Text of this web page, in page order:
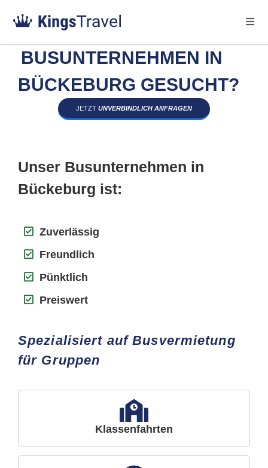
BUSUNTERNEHMEN IN
BÜCKEBURG GESUCHT?
JETZT UNVERBINDLICH ANFRAGEN
Unser Busunternehmen in
Bückeburg ist:
Zuverlässig
Freundlich
Pünktlich
Preiswert
Spezialisiert auf Busvermietung
für Gruppen
Klassenfahrten